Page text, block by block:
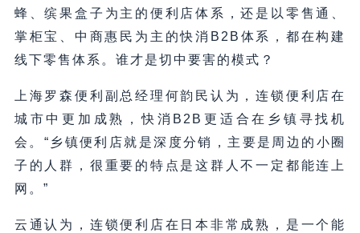
蜂、缤果盒子为主的便利店体系，还是以零售通、
掌柜宝、中商惠民为主的快消B2B体系，都在构建
线下零售体系。谁才是切中要害的模式？
上海罗森便利副总经理何韵民认为，连锁便利店在
城市中更加成熟，快消B2B更适合在乡镇寻找机
会。“乡镇便利店就是深度分销，主要是周边的小圈
子的人群，很重要的特点是这群人不一定都能连上
网。”
云通认为，连锁便利店在日本非常成熟，是一个能